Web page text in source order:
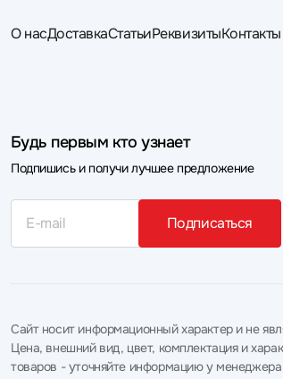
О насДоставкаСтатьиРеквизитыКонтакты
Будь первым кто узнает
Подпишись и получи лучшее предложение
Подписаться
Сайт носит информационный характер и не
Цена, внешний вид, цвет, комплектация и
товаров - уточняйте информацию у